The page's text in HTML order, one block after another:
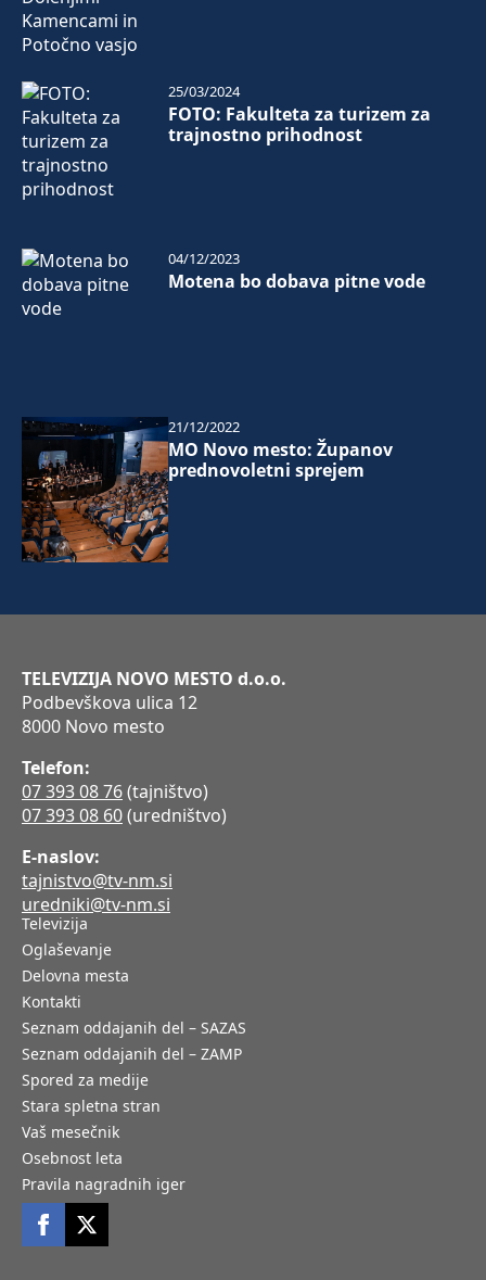
FOTO: Fakulteta za turizem za
trajnostno prihodnost
25/03/2024
Motena bo dobava pitne vode
04/12/2023
MO Novo mesto: Županov
prednovoletni sprejem
21/12/2022
TELEVIZIJA NOVO MESTO d.o.o.
Podbevškova ulica 12
8000 Novo mesto
Telefon:
07 393 08 76(tajništvo)
07 393 08 60(uredništvo)
E-naslov:
tajnistvo@tv-nm.si
uredniki@tv-nm.si
Televizija
Oglaševanje
Delovna mesta
Kontakti
Seznam oddajanih del – SAZAS
Seznam oddajanih del – ZAMP
Spored za medije
Stara spletna stran
Vaš mesečnik
Osebnost leta
Pravila nagradnih iger